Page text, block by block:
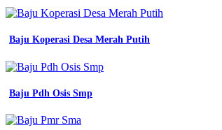
Baju Koperasi Desa Merah Putih
Baju Pdh Osis Smp